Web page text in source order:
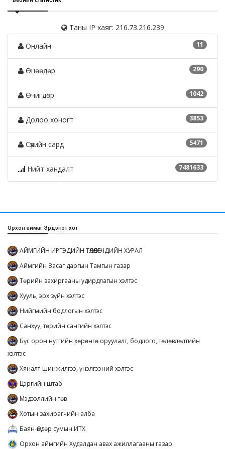
Таны IP хаяг: 216.73.216.239
11
Онлайн
290
Өнөөдөр
1042
Өчигдөр
3853
Долоо хоногт
5471
Сүүлийн сард
7481633
Нийт хандалт
Орхон аймаг Эрдэнэт хот
АЙМГИЙН ИРГЭДИЙН ТӨЛӨӨЛӨГЧДИЙН ХУРАЛ
Аймгийн Засаг даргын Тамгын газар
Төрийн захиргааны удирдлагын хэлтэс
Хууль, эрх зүйн хэлтэс
Нийгмийн бодлогын хэлтэс
Санхүү, төрийн сангийн хэлтэс
Бүс орон нутгийн хөрөнгө оруулалт, бодлого, төлөвлөлтийн
хэлтэс
Хяналт-шинжилгээ, үнэлгээний хэлтэс
Цэргийн штаб
Мэдээллийн төв
Хотын захирагчийн алба
Баян-Өндөр сумын ИТХ
Орхон аймгийн Худалдан авах ажиллагааны газар